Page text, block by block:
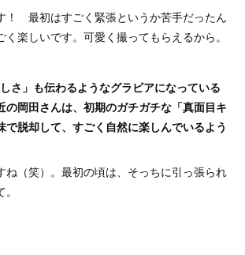
最初はすごく緊張というか苦手だったん
楽しいです。可愛く撮ってもらえるから。
さ」も伝わるようなグラビアになっている
の岡田さんは、初期のガチガチな「真面目キ
で脱却して、すごく自然に楽しんでいるよう
（笑）。最初の頃は、そっちに引っ張られ